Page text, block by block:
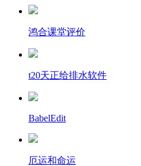
鸿合课堂评价
t20天正给排水软件
BabelEdit
厄运和命运